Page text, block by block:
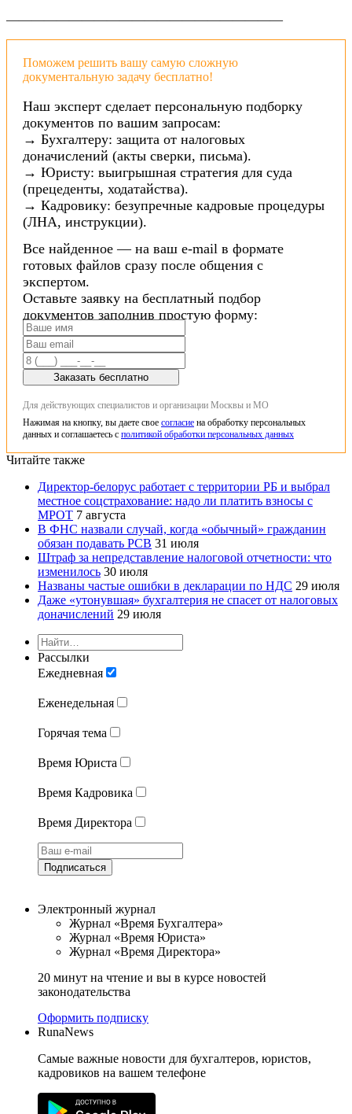
——————————————————————
Поможем решить вашу самую сложную
документальную задачу бесплатно!
Наш эксперт сделает персональную подборку
документов по вашим запросам:
→ Бухгалтеру: защита от налоговых
доначислений (акты сверки, письма).
→ Юристу: выигрышная стратегия для суда
(прецеденты, ходатайства).
→ Кадровику: безупречные кадровые процедуры
(ЛНА, инструкции).
Все найденное — на ваш e-mail в формате
готовых файлов сразу после общения с
экспертом.
Оставьте заявку на бесплатный подбор
документов заполнив простую форму:
Заказать бесплатно
Для действующих специалистов и организации Москвы и МО
Нажимая на кнопку, вы даете свое согласие на обработку персональных
данных и соглашаетесь с политикой обработки персональных данных
Читайте также
Директор-белорус работает с территории РБ и выбрал
местное соцстрахование: надо ли платить взносы с
МРОТ 7 августа
В ФНС назвали случай, когда «обычный» гражданин
обязан подавать РСВ 31 июля
Штраф за непредставление налоговой отчетности: что
изменилось 30 июля
Названы частые ошибки в декларации по НДС 29 июля
Даже «утонувшая» бухгалтерия не спасет от налоговых
доначислений 29 июля
Рассылки
Ежедневная
Еженедельная
Горячая тема
Время Юриста
Время Кадровика
Время Директора
Подписаться
Электронный журнал
Журнал «Время Бухгалтера»
Журнал «Время Юриста»
Журнал «Время Директора»
20 минут на чтение и вы в курсе новостей
законодательства
Оформить подписку
RunaNews
Самые важные новости для бухгалтеров, юристов,
кадровиков на вашем телефоне